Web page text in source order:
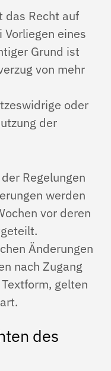
das Recht auf
eines
Grund ist
von mehr
oder
der
Regelungen
werden
vor deren
Änderungen
nach Zugang
gelten
des